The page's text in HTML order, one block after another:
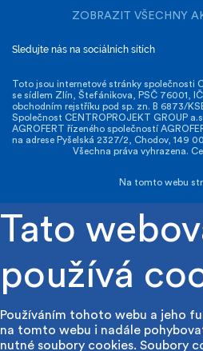
ZOBRAZIT VŠECHNY
Sledujte nás na sociálních sítích
Toto jsou internetové stránky společnosti
se sídlem Zlín, Štefánikova, PSČ 76001,
obchodním rejstříku pod sp. zn. B 6873/
Společnost CENTROPROJEKT GROUP
AGROFERT řízeného společností
na adrese Pyšelská 2327/2, Chodov, 149
Všechna práva vyhrazena.
Na tomto webu
Tato
používá
Používáním tohoto webu a jeho
na tomto webu i nadále
nutné soubory cookies. Soubory